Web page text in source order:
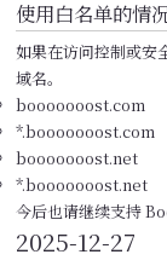
使用白名单的情
如果在访问控制或安
域名。
booooooost.com
*.booooooost.com
booooooost.net
*.booooooost.net
今后也请继续支持
2025-12-27